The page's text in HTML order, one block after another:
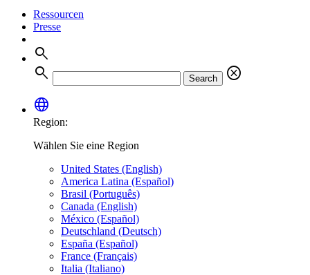
Ressourcen
Presse
search
search
Search
cancel
language
Region:
Wählen Sie eine Region
United States (English)
America Latina (Español)
Brasil (Português)
Canada (English)
México (Español)
Deutschland (Deutsch)
España (Español)
France (Français)
Italia (Italiano)